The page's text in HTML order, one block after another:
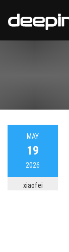
每日归
MAY
19
2026
xiaofei